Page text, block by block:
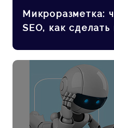
Микроразметка:
SEO, как